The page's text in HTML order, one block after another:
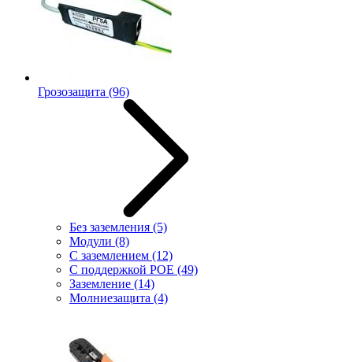
Грозозащита (96)
Без заземления (5)
Модули (8)
С заземлением (12)
С поддержкой POE (49)
Заземление (14)
Молниезащита (4)